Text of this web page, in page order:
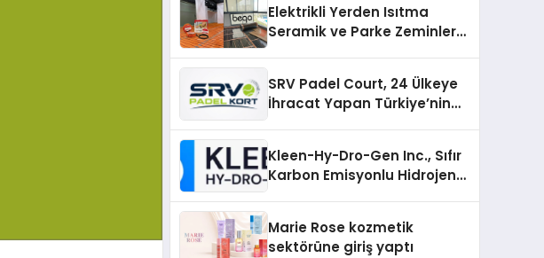
Elektrikli Yerden Isıtma
Seramik ve Parke Zeminler
SRV Padel Court, 24 Ülkeye
İhracat Yapan Türkiye’nin
Kleen-Hy-Dro-Gen Inc., Sıfır
Karbon Emisyonlu Hidrojen
Aldı
Marie Rose kozmetik
sektörüne giriş yaptı